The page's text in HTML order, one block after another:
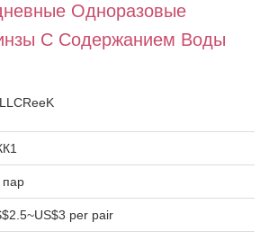
Одноразовые
С Содержанием Воды
пар
per pair